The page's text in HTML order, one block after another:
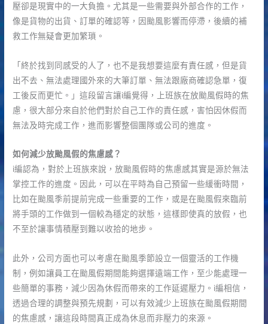
壓卻是現實中的一大負擔。尤其是一些需要與外部合作的工作，
像是貨物的出貨、訂單的確認等，因颱風影響而停滯，後續的補
救工作無疑會更加繁瑣。
「終於找到同感受的人了，也不是我想要這麼有責任感，但是貨
出不去、無法處理國外來的大筆訂單、無法跟廠商確認急單，復
工後反而更忙。」這段留言讓i編覺得，上班族在放颱風假時的焦
慮，很大部分來自於他們對於自己工作的責任感，害怕因休假而
無法及時完成工作，進而影響整個團隊或公司的進度。
如何減少放颱風假的焦慮感？
i編認為，對於上班族來說，放颱風假時的焦慮感其實是源於無法
掌控工作的進度。因此，可以在平時為自己預留一些緩衝時間，
比如在颱風季前提前完成一些重要的工作，或是在颱風假來臨前
將手頭的工作做到一個較為穩定的狀態，這樣即使真的放假，也
不至於讓事情積壓到難以收拾的地步。
此外，公司方面也可以考慮在颱風季節設立一個靈活的工作機
制，例如讓員工在颱風假期間能夠選擇遠端工作，至少能處理一
些簡單的事務，減少因為休假而帶來的工作延遲壓力。i編相信，
透過合理的調整與預先規劃，可以有效減少上班族在颱風假期間
的焦慮感，讓這段時間真正成為休息而非壓力的來源。